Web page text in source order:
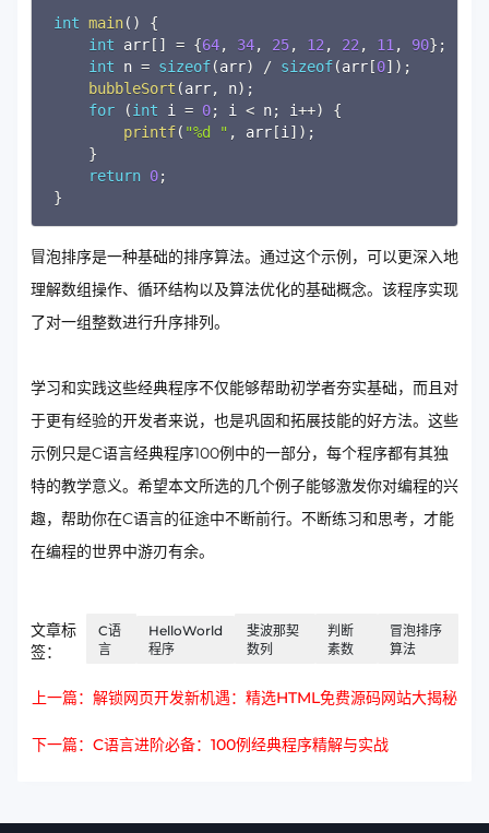
int main( )
{
int arr [ ] = {64, 34, 25, 12, 22, 11, 90} ;
int n = sizeof(arr) / sizeof(arr [0] ) ;
bubbleSort (arr, n) ;
for
(int i = 0; i < n; i++)
{
printf( "%d " , arr [i] ) ;
}
return
0;
}
冒泡排序是一种基础的排序算法。通过这个示例，可以更深入地
理解数组操作、循环结构以及算法优化的基础概念。该程序实现
了对一组整数进行升序排列。
学习和实践这些经典程序不仅能够帮助初学者夯实基础，而且对
于更有经验的开发者来说，也是巩固和拓展技能的好方法。这些
示例只是C语言经典程序100例中的一部分，每个程序都有其独
特的教学意义。希望本文所选的几个例子能够激发你对编程的兴
趣，帮助你在C语言的征途中不断前行。不断练习和思考，才能
在编程的世界中游刃有余。
文章标
签：
C语
言
HelloWorld
程序
斐波那契
数列
判断
素数
冒泡排序
算法
上一篇：解锁网页开发新机遇：精选HTML免费源码网站大揭秘
下一篇：C语言进阶必备：100例经典程序精解与实战